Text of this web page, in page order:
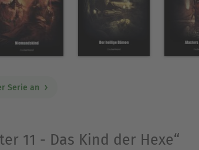
Serie an
11 - Das Kind der Hexe“